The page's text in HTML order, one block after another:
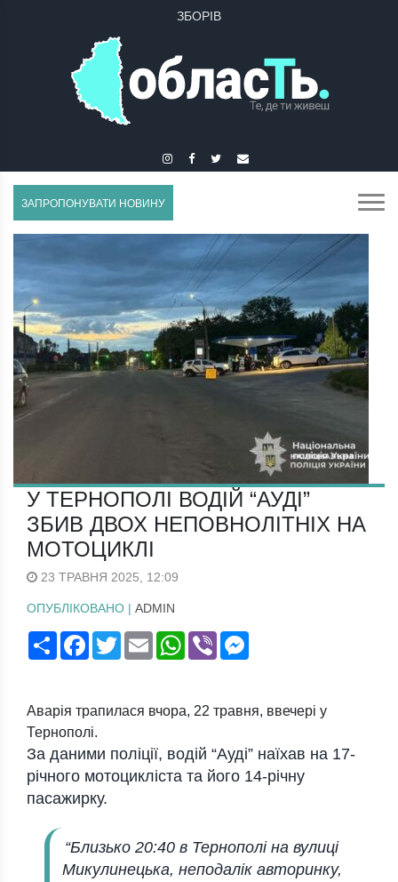
ЗБОРІВ
ЗАПРОПОНУВАТИ НОВИНУ
У ТЕРНОПОЛІ ВОДІЙ “АУДІ”
ЗБИВ ДВОХ НЕПОВНОЛІТНІХ НА
МОТОЦИКЛІ
23 ТРАВНЯ 2025, 12:09
ОПУБЛІКОВАНО | ADMIN
ПоширитиFacebook
TwitterEmail WhatsApp
Viber
Аварія трапилася вчора, 22 травня, ввечері у
Тернополі.
За даними поліції, водій “Ауді” наїхав на 17-
річного мотоцикліста та його 14-річну
пасажирку.
“Близько 20:40 в Тернополі на вулиці
Микулинецька, неподалік авторинку,